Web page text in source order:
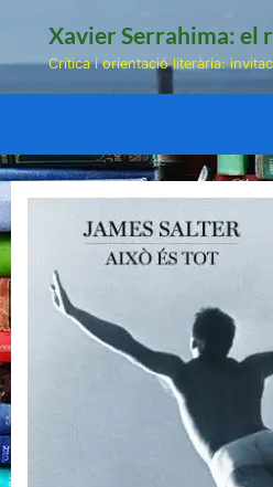
Xavier Serrahima: el
Crítica i orientació literària: